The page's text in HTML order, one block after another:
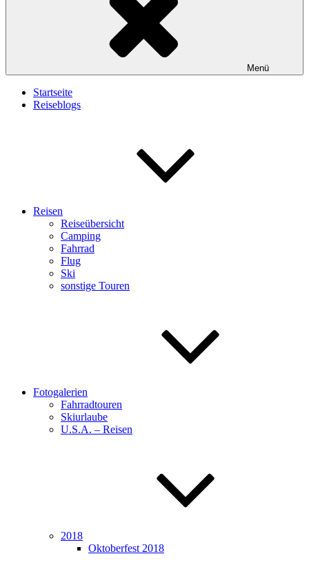
Menü
Startseite
Reiseblogs
Reisen
Reiseübersicht
Camping
Fahrrad
Flug
Ski
sonstige Touren
Fotogalerien
Fahrradtouren
Skiurlaube
U.S.A. – Reisen
2018
Oktoberfest 2018